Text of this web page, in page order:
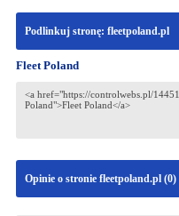
Podlinkuj stronę: fleetpoland.pl
Fleet Poland
Opinie o stronie fleetpoland.pl (0)